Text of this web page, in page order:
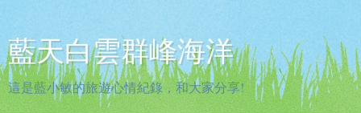
藍天白雲群峰海洋
這是藍小敏的旅遊心情紀錄，和大家分享!